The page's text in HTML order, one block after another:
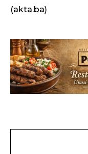
(akta.ba)